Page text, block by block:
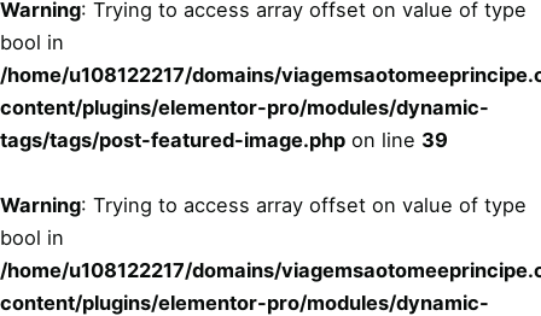
Warning: Trying to access array offset on value of type
bool in
/home/u108122217/domains/
content/plugins/elementor-pro/modules/dynamic-
tags/tags/post-featured-image.php on line 39
Warning: Trying to access array offset on value of type
bool in
/home/u108122217/domains/
content/plugins/elementor-pro/modules/dynamic-